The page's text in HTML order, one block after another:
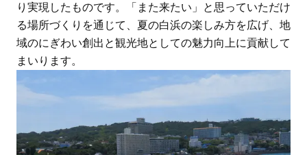
り実現したものです。「また来たい」と思っていただけ
る場所づくりを通じて、夏の白浜の楽しみ方を広げ、地
域のにぎわい創出と観光地としての魅力向上に貢献して
まいります。